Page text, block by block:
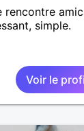
rencontre
simple.
Voir le